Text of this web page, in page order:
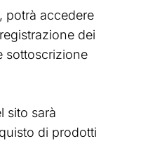
potrà accedere
dei
sottoscrizione
sito sarà
di prodotti